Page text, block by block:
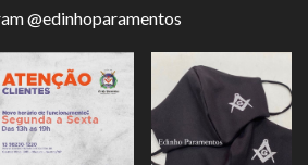
@edinhoparamentos